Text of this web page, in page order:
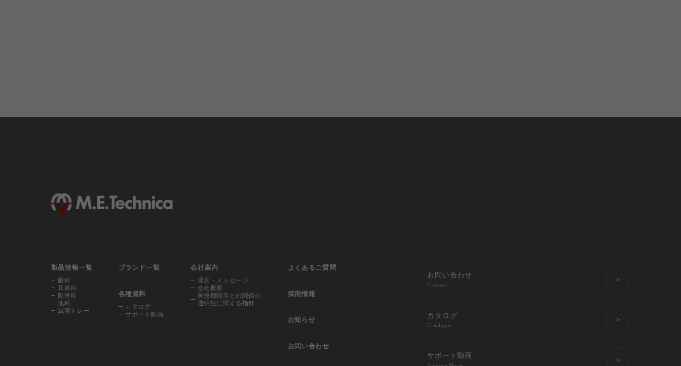
製品情報一覧
眼科
耳鼻科
獣医科
他科
滅菌トレー
ブランド一覧
各種資料
カタログ
サポート動画
会社案内
理念・メッセージ
会社概要
医療機関等との 関係の
透明性に 関する指針
よくあるご質問
採用情報
お知らせ
お問い合わせ
お問い合わせ
Contact
カタログ
Catalogue
サポート動画